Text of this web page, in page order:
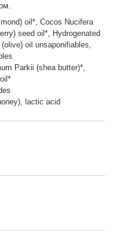
oil*, Cocos Nucifera
seed oil*, Hydrogenated
oil unsaponifiables,
Parkii (shea butter)*,
lactic acid